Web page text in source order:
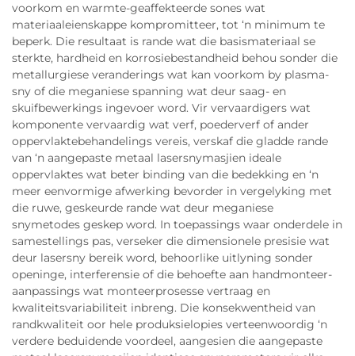
voorkom en warmte-geaffekteerde sones wat
materiaaleienskappe kompromitteer, tot ‘n minimum te
beperk. Die resultaat is rande wat die basismateriaal se
sterkte, hardheid en korrosiebestandheid behou sonder die
metallurgiese veranderings wat kan voorkom by plasma-
sny of die meganiese spanning wat deur saag- en
skuifbewerkings ingevoer word. Vir vervaardigers wat
komponente vervaardig wat verf, poederverf of ander
oppervlaktebehandelings vereis, verskaf die gladde rande
van ‘n aangepaste metaal lasersnymasjien ideale
oppervlaktes wat beter binding van die bedekking en ‘n
meer eenvormige afwerking bevorder in vergelyking met
die ruwe, geskeurde rande wat deur meganiese
snymetodes geskep word. In toepassings waar onderdele in
samestellings pas, verseker die dimensionele presisie wat
deur lasersny bereik word, behoorlike uitlyning sonder
openinge, interferensie of die behoefte aan handmonteer-
aanpassings wat monteerprosesse vertraag en
kwaliteitsvariabiliteit inbreng. Die konsekwentheid van
randkwaliteit oor hele produksielopies verteenwoordig ‘n
verdere beduidende voordeel, aangesien die aangepaste